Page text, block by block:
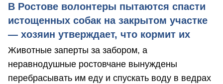
В Ростове волонтеры пытаются спасти
истощенных собак на закрытом участке
— хозяин утверждает, что кормит их
Животные заперты за забором, а
неравнодушные ростовчане вынуждены
перебрасывать им еду и спускать воду в ведрах